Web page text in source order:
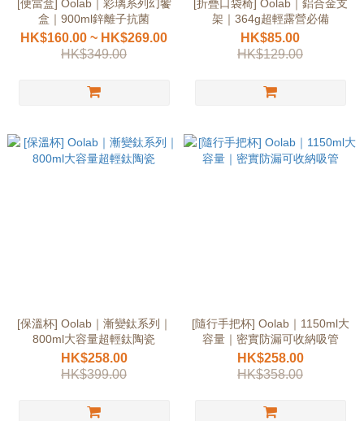
[便當盒] Oolab｜彩璃系列幻饗
盒｜900ml鋅離子抗菌
HK$160.00 ~ HK$269.00
HK$349.00
[折疊口袋椅] Oolab｜鋁合金支
架｜364g超輕露營必備
HK$85.00
HK$129.00
[保溫杯] Oolab｜漸變鈦系列｜
800ml大容量超輕鈦陶瓷
HK$258.00
HK$399.00
[隨行手把杯] Oolab｜1150ml大
容量｜密實防漏可收納吸管
HK$258.00
HK$358.00